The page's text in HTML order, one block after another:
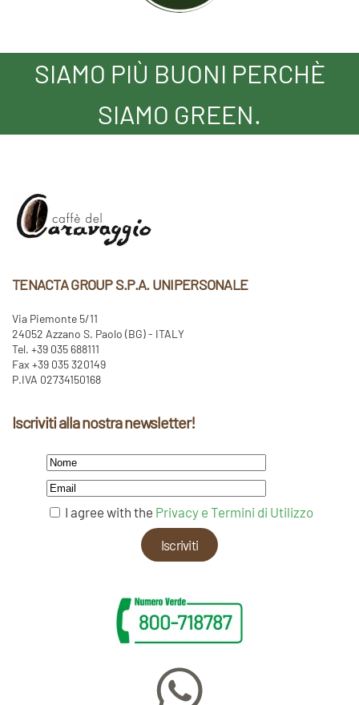
SIAMO PIÙ BUONI PERCHÈ
SIAMO GREEN.
TENACTA GROUP S.P.A. UNIPERSONALE
Via Piemonte 5/11
24052 Azzano S. Paolo (BG) - ITALY
Tel. +39 035 688111
Fax +39 035 320149
P.IVA 02734150168
Iscriviti alla nostra newsletter!
I agree with the Privacy e Termini di Utilizzo